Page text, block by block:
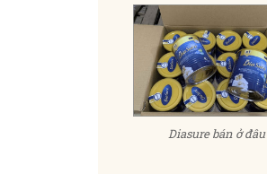
Diasure bán ở đâu